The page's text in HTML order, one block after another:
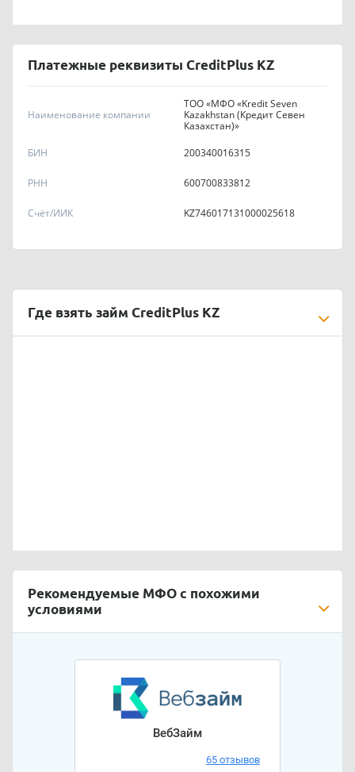
Платежные реквизиты CreditPlus KZ
Наименование компании
ТОО «МФО «Kredit Seven
Kazakhstan (Кредит Севен
Казахстан)»
БИН
200340016315
РНН 600700833812
Счёт/ИИК KZ746017131000025618
Где взять займ CreditPlus KZ
Рекомендуемые МФО с похожими
условиями
ВебЗайм
65 отзывов